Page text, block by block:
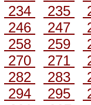
234 235
246 247
258 259
270 271
282 283
294 295